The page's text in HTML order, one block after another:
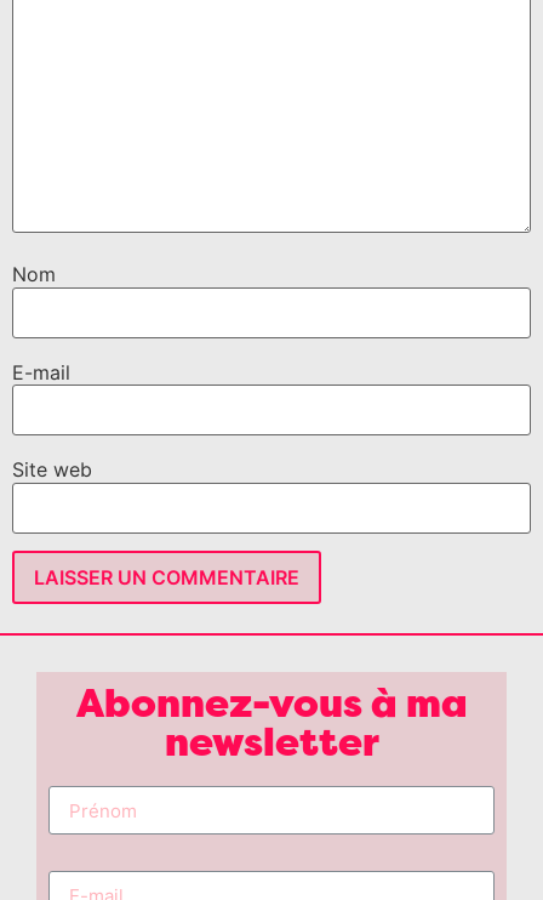
Nom
E-mail
Site web
Abonnez-vous à ma
newsletter